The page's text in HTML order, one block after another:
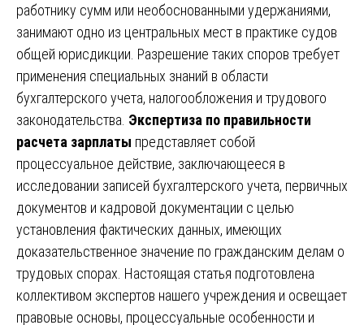
работнику сумм или необоснованными удержаниями,
занимают одно из центральных мест в практике судов
общей юрисдикции. Разрешение таких споров требует
применения специальных знаний в области
бухгалтерского учета, налогообложения и трудового
законодательства. Экспертиза по правильности
расчета зарплаты представляет собой
процессуальное действие, заключающееся в
исследовании записей бухгалтерского учета, первичных
документов и кадровой документации с целью
установления фактических данных, имеющих
доказательственное значение по гражданским делам о
трудовых спорах. Настоящая статья подготовлена
коллективом экспертов нашего учреждения и освещает
правовые основы, процессуальные особенности и